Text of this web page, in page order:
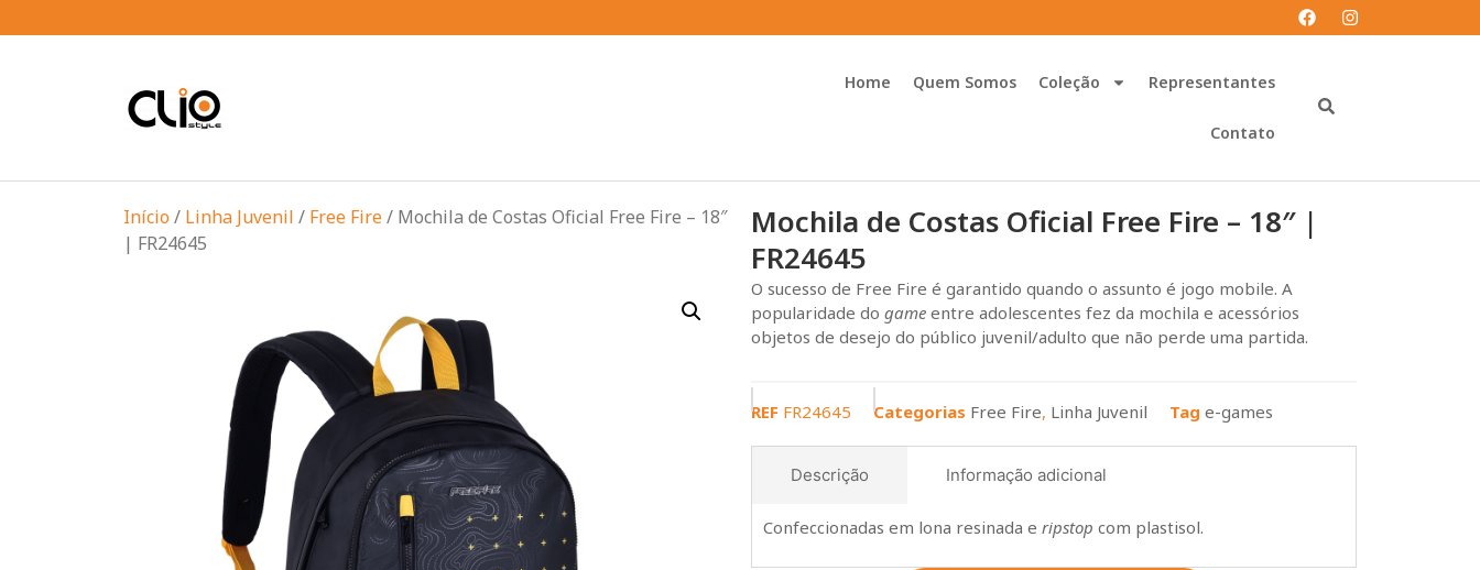
Home Quem Somos Coleção Representantes
Contato
Início / Linha Juvenil / Free Fire/ Mochila de Costas Oficial Free Fire – 18″
| FR24645
Mochila de Costas Oficial Free Fire – 18″ |
FR24645
O sucesso de Free Fire é garantido quando o assunto é jogo mobile. A
popularidade do game entre adolescentes fez da mochila e acessórios
objetos de desejo do público juvenil/adulto que não perde uma partida.
REF FR24645 Categorias Free Fire, Linha Juvenil Tag e-games
Descrição Informação adicional
Confeccionadas em lona resinada e ripstop com plastisol.